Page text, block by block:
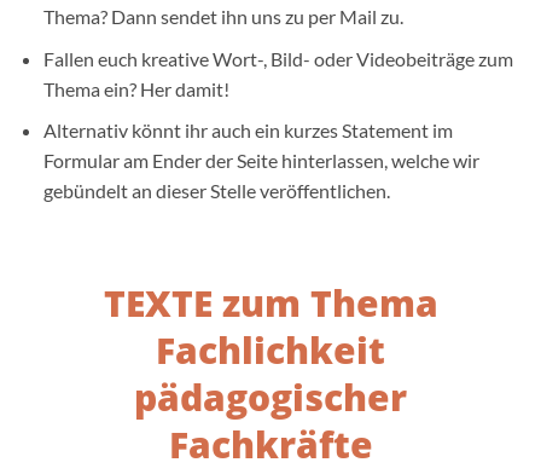
Thema? Dann sendet ihn uns zu per Mail zu.
Fallen euch kreative Wort-, Bild- oder Videobeiträge zum
Thema ein? Her damit!
Alternativ könnt ihr auch ein kurzes Statement im
Formular am Ender der Seite hinterlassen, welche wir
gebündelt an dieser Stelle veröffentlichen.
TEXTE zum Thema
Fachlichkeit
pädagogischer
Fachkräfte